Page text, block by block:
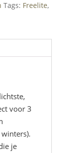
Tags: Freelite,
voor 3
je